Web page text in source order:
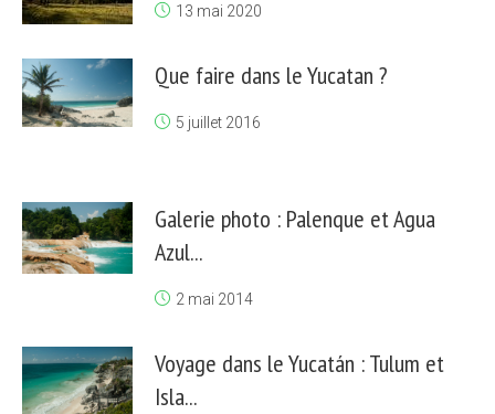
13 mai 2020
Que faire dans le Yucatan ?
5 juillet 2016
Galerie photo : Palenque et Agua
Azul...
2 mai 2014
Voyage dans le Yucatán : Tulum et
Isla...